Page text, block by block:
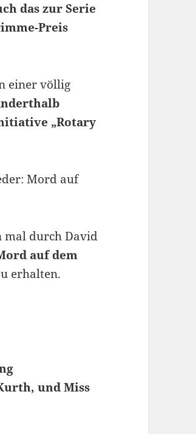
das zur Serie
Preis
einer völlig
„Rotary
Mord auf
mal durch David
auf dem
erhalten.
und Miss